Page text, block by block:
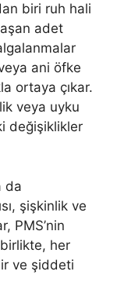
biri ruh hali
adet
ani öfke
ortaya çıkar.
veya uyku
değişiklikler
da
şişkinlik ve
PMS’nin
her
ve şiddeti